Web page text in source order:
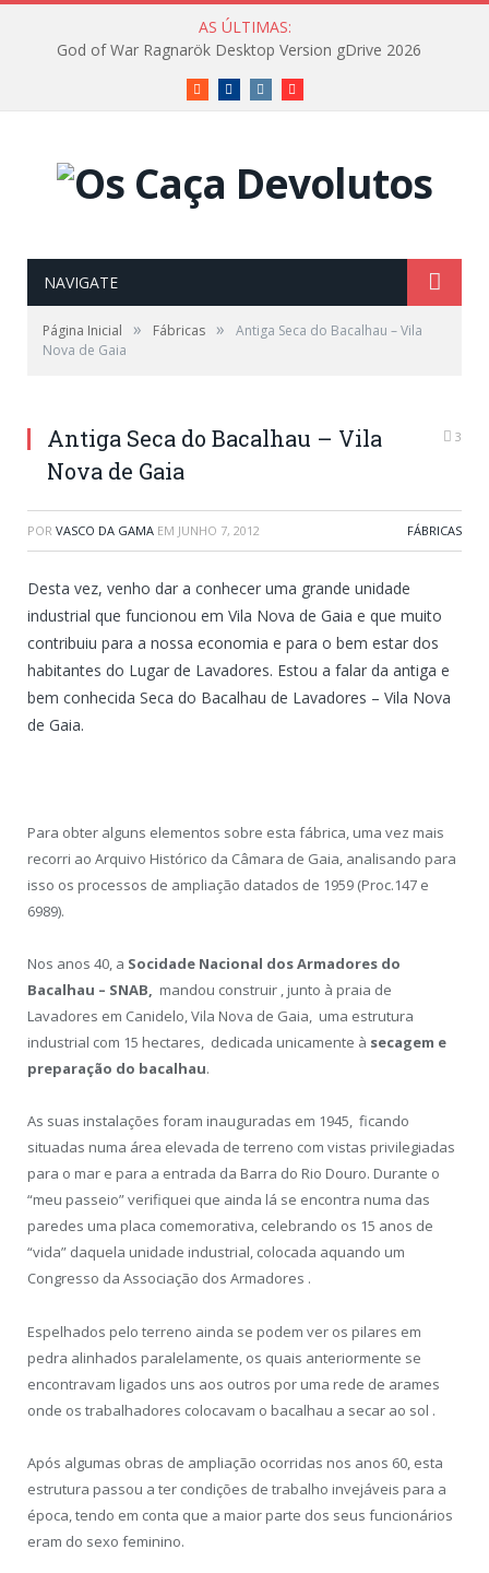
AS ÚLTIMAS:
God of War Ragnarök Desktop Version gDrive 2026
FacebookInstagram
NAVIGATE
Página Inicial » Fábricas »
Antiga Seca do Bacalhau – Vila
Nova de Gaia
Antiga Seca do Bacalhau – Vila
Nova de Gaia
3
POR VASCO DA GAMA EM JUNHO 7, 2012 FÁBRICAS
Desta vez, venho dar a conhecer uma grande unidade
industrial que funcionou em Vila Nova de Gaia e que muito
contribuiu para a nossa economia e para o bem estar dos
habitantes do Lugar de Lavadores. Estou a falar da antiga e
bem conhecida Seca do Bacalhau de Lavadores – Vila Nova
de Gaia.
Para obter alguns elementos sobre esta fábrica, uma vez mais
recorri ao Arquivo Histórico da Câmara de Gaia, analisando para
isso os processos de ampliação datados de 1959 (Proc.147 e
6989).
Nos anos 40, a Socidade Nacional dos Armadores do
Bacalhau – SNAB, mandou construir , junto à praia de
Lavadores em Canidelo, Vila Nova de Gaia, uma estrutura
industrial com 15 hectares, dedicada unicamente à secagem e
preparação do bacalhau.
As suas instalações foram inauguradas em 1945, ficando
situadas numa área elevada de terreno com vistas privilegiadas
para o mar e para a entrada da Barra do Rio Douro. Durante o
“meu passeio” verifiquei que ainda lá se encontra numa das
paredes uma placa comemorativa, celebrando os 15 anos de
“vida” daquela unidade industrial, colocada aquando um
Congresso da Associação dos Armadores .
Espelhados pelo terreno ainda se podem ver os pilares em
pedra alinhados paralelamente, os quais anteriormente se
encontravam ligados uns aos outros por uma rede de arames
onde os trabalhadores colocavam o bacalhau a secar ao sol .
Após algumas obras de ampliação ocorridas nos anos 60, esta
estrutura passou a ter condições de trabalho invejáveis para a
época, tendo em conta que a maior parte dos seus funcionários
eram do sexo feminino.